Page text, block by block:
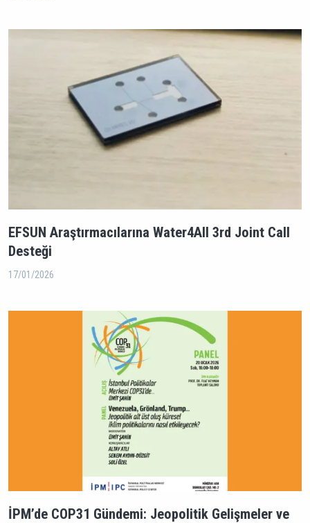
EFSUN Araştırmacılarına Water4All 3rd Joint Call
Desteği
17/01/2026
İPM’de COP31 Gündemi: Jeopolitik Gelişmeler ve